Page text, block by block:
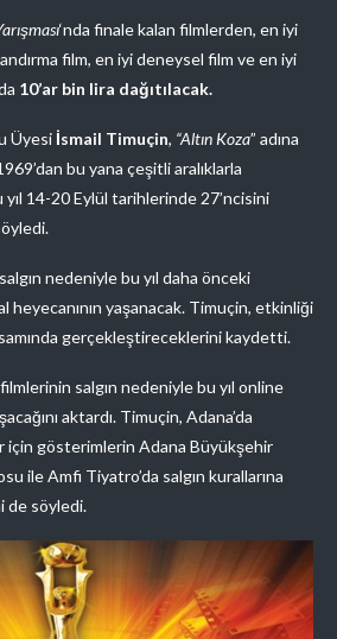
‘nda finale kalan filmlerden, en iyi
film, en iyi deneysel film ve en iyi
10’ar bin lira dağıtılacak.
Üyesi İsmail Timuçin, “Altın Koza” adına
bu yana çeşitli aralıklarla
14-20 Eylül tarihlerinde 27’ncisini
nedeniyle bu yıl daha önceki
heyecanının yaşanacak. Timuçin, etkinliği
gerçekleştireceklerini kaydetti.
salgın nedeniyle bu yıl online
aktardı. Timuçin, Adana’da
için gösterimlerin Adana Büyükşehir
ile Amfi Tiyatro’da salgın kurallarına
de söyledi.